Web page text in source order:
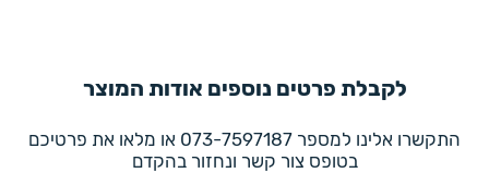
לקבלת פרטים נוספים אודות המוצר
התקשרו אלינו למספר 073-7597187 או מלאו את פרטיכם
בטופס צור קשר ונחזור בהקדם